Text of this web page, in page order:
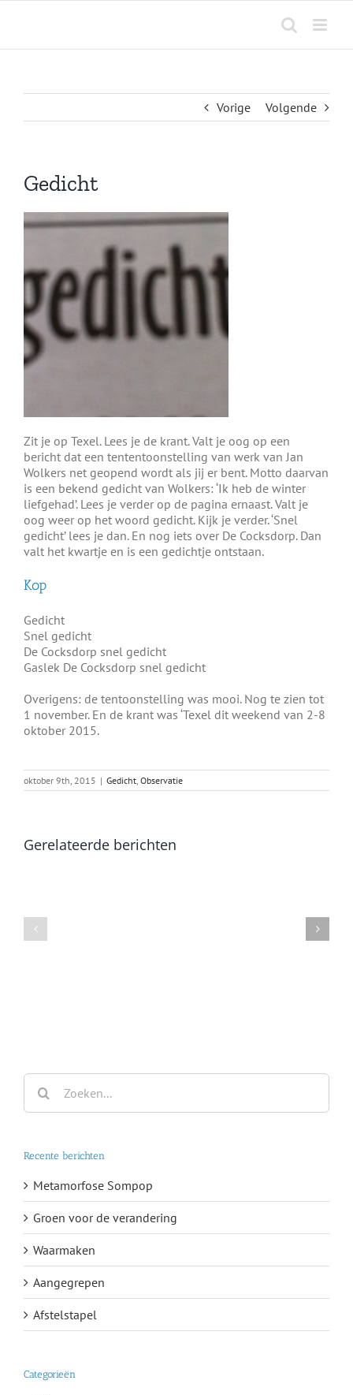
Vorige Volgende
Gedicht
Zit je op Texel. Lees je de krant. Valt je oog op een
bericht dat een tententoonstelling van werk van Jan
Wolkers net geopend wordt als jij er bent. Motto daarvan
is een bekend gedicht van Wolkers: ‘Ik heb de winter
liefgehad’. Lees je verder op de pagina ernaast. Valt je
oog weer op het woord gedicht. Kijk je verder. ‘Snel
gedicht’ lees je dan. En nog iets over De Cocksdorp. Dan
valt het kwartje en is een gedichtje ontstaan.
Kop
Gedicht
Snel gedicht
De Cocksdorp snel gedicht
Gaslek De Cocksdorp snel gedicht
Overigens: de tentoonstelling was mooi. Nog te zien tot
1 november. En de krant was ‘Texel dit weekend van 2-8
oktober 2015.
oktober 9th, 2015 | Gedicht Observatie
Gerelateerde berichten
Zoeken
naar:
Recente berichten
Metamorfose Sompop
Groen voor de verandering
Waarmaken
Aangegrepen
Afstelstapel
Categorieën